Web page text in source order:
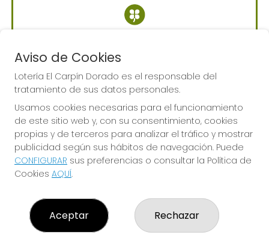
Sorteo del día 06-08-2026
700.000€
JUGAR BONOLOTO
LOTERÍA EL CARPÍN DORADO
¿Quiénes somos?
Aviso de Cookies
Lotería El Carpín Dorado es el responsable del
tratamiento de sus datos personales.
Usamos cookies necesarias para el funcionamiento
de este sitio web y, con su consentimiento, cookies
propias y de terceros para analizar el tráfico y mostrar
publicidad según sus hábitos de navegación. Puede
CONFIGURAR sus preferencias o consultar la Política de
Cookies AQUÍ.
Aceptar Rechazar